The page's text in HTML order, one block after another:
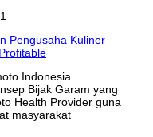
Indonesia
Bijak Garam yang
Health Provider guna
masyarakat